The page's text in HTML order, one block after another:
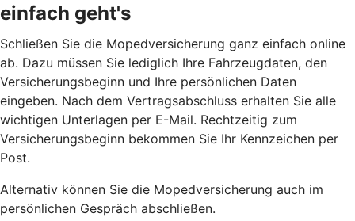
einfach geht's
Schließen Sie die Mopedversicherung ganz einfach online
ab. Dazu müssen Sie lediglich Ihre Fahrzeugdaten, den
Versicherungsbeginn und Ihre persönlichen Daten
eingeben. Nach dem Vertragsabschluss erhalten Sie alle
wichtigen Unterlagen per E-Mail. Rechtzeitig zum
Versicherungsbeginn bekommen Sie Ihr Kennzeichen per
Post.
Alternativ können Sie die Mopedversicherung auch im
persönlichen Gespräch abschließen.